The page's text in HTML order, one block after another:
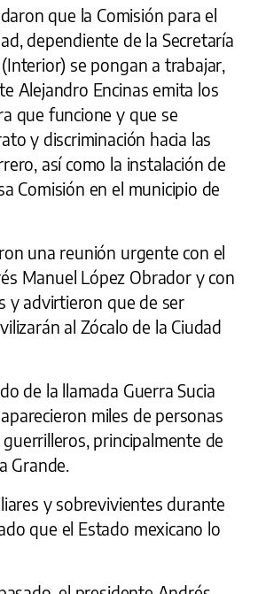
que la Comisión para el
dependiente de la Secretaría
se pongan a trabajar,
Alejandro Encinas emita los
que funcione y que se
y discriminación hacia las
así como la instalación de
Comisión en el municipio de
una reunión urgente con el
Manuel López Obrador y con
y advirtieron que de ser
al Zócalo de la Ciudad
de la llamada Guerra Sucia
miles de personas
principalmente de
Grande.
y sobrevivientes durante
que el Estado mexicano lo